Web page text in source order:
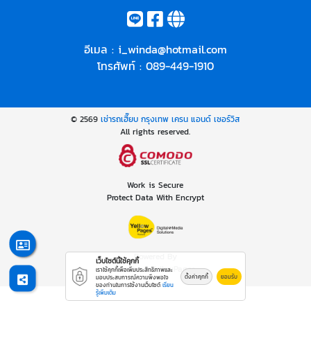
อีเมล : i_winda@hotmail.com
โทรศัพท์ : 089-449-1910
© 2569เช่ารถเฮี๊ยบ กรุงเทพ เครน แอนด์ เซอร์วิส
All rights reserved.
Work is Secure
Protect Data With Encrypt
Powered By
Thailand YellowPages
เว็บไซต์นี้ใช้คุกกี้
เราใช้คุกกี้เพื่อเพิ่มประสิทธิภาพและ
มอบประสบการณ์ความพึงพอใจ
ของท่านในการใช้งานเว็บไซต์ เรียน
รู้เพิ่มเติม
ตั้งค่าคุกกี้ ยอมรับ